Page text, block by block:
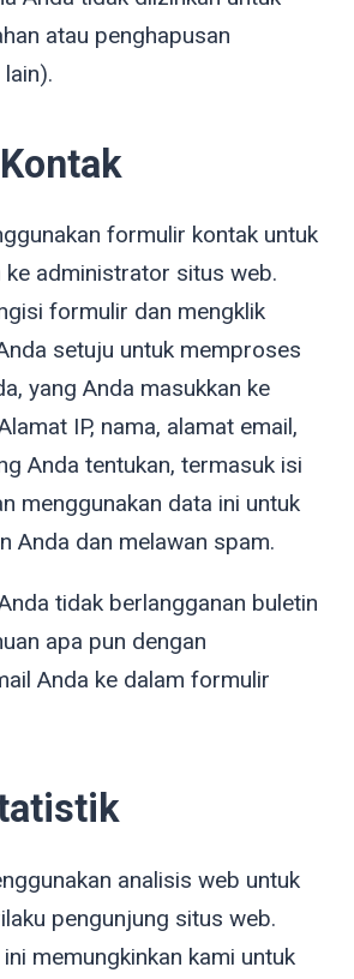
atau penghapusan
formulir kontak untuk
ke administrator situs web.
formulir dan mengklik
setuju untuk memproses
yang Anda masukkan ke
IP, nama, alamat email,
Anda tentukan, termasuk isi
menggunakan data ini untuk
Anda dan melawan spam.
tidak berlangganan buletin
apa pun dengan
Anda ke dalam formulir
analisis web untuk
pengunjung situs web.
memungkinkan kami untuk